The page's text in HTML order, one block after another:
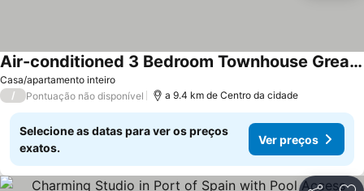
Casa/apartamento inteiro
Air-conditioned 3 Bedroom Townhouse Great Location
Ver preços
/ Pontuação não disponível a 9.4 km de Centro da cidade
Selecione as datas para ver os preços
exatos.
Ver preços